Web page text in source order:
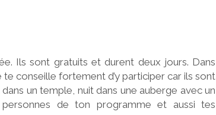
Ils sont gratuits et durent deux jours. Dans
conseille fortement d’y participer car ils sont
un temple, nuit dans une auberge avec un
de ton programme et aussi tes